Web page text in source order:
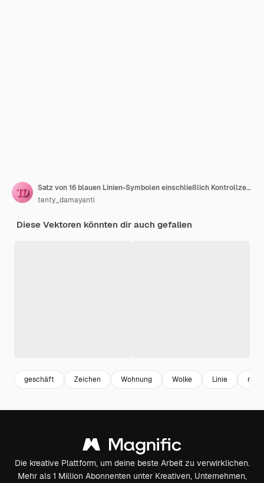
Satz von 16 blauen Linien-Symbolen einschließlich Kontrollzeichen, Getriebe, Cloud-Dokumentdiagramm, Nachrichten, Uhr-Idee
tenty_damayanti
Diese Vektoren könnten dir auch gefallen
geschäft Zeichen Wohnung Wolke Linie
Die kreative Plattform, um deine beste Arbeit zu verwirklichen.
Mehr als 1 Million Abonnenten unter Kreativen, Unternehmen,